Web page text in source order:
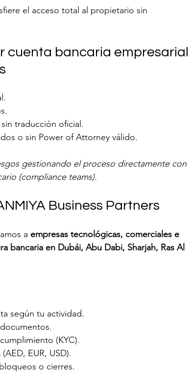
el acceso total al propietario sin
cuenta bancaria empresarial
traducción oficial.
o sin Power of Attorney válido.
gestionando el proceso directamente con
(compliance teams).
Business Partners
a empresas tecnológicas, comerciales e
bancaria en Dubái, Abu Dabi, Sharjah, Ras Al
según tu actividad.
(KYC).
EUR, USD).
o cierres.